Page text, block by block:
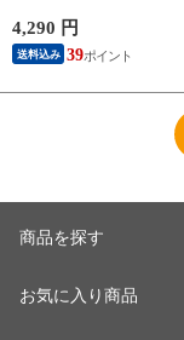
kurokami スカルプ ア
ミノ酸シャンプー 地
肌 リンス不要 ダメ
4,290 円
送料込み 39
商品を探す
お気に入り商品